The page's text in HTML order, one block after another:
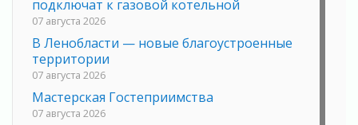
подключат к газовой котельной
07 августа 2026
В Ленобласти — новые благоустроенные
территории
07 августа 2026
Мастерская Гостеприимства
07 августа 2026